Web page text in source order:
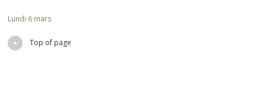
Lundi 6 mars
Top of page